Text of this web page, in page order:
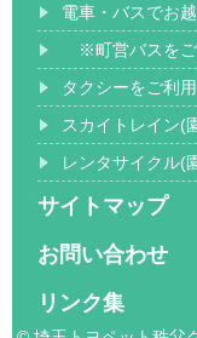
電車・バスでお
※町営バスをご
タクシーをご利
スカイトレイン(
レンタサイクル(
サイトマップ
お問い合わせ
リンク集